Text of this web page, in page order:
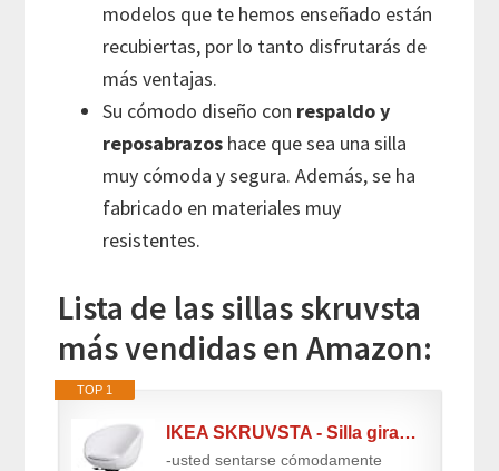
modelos que te hemos enseñado están
recubiertas, por lo tanto disfrutarás de
más ventajas.
Su cómodo diseño con respaldo y
reposabrazos hace que sea una silla
muy cómoda y segura. Además, se ha
fabricado en materiales muy
resistentes.
Lista de las sillas skruvsta
más vendidas en Amazon:
TOP 1
IKEA SKRUVSTA - Silla giratoria, blanco Idhult
-usted sentarse cómodamente